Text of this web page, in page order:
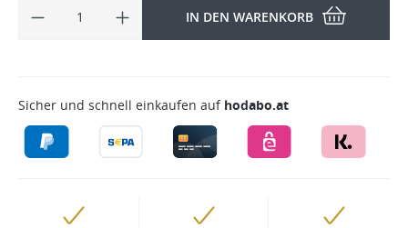
IN DEN WARENKORB
Sicher und schnell einkaufen auf hodabo.at